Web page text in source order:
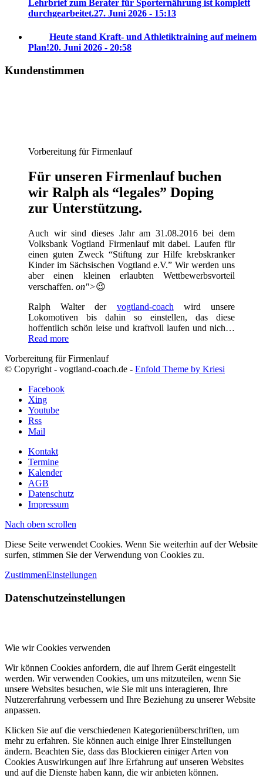
Lehrbrief zum Berater für Sporternährung ist komplett
durchgearbeitet.27. Juni 2026 - 15:13
Heute stand Kraft- und Athletiktraining auf meinem
Plan!20. Juni 2026 - 20:58
Kundenstimmen
Vorbereitung für Firmenlauf
Für unseren Firmenlauf buchen
wir Ralph als “legales” Doping
zur Unterstützung.
Auch wir sind dieses Jahr am 31.08.2016 bei dem
Volksbank Vogtland Firmenlauf mit dabei. Laufen für
einen guten Zweck “Stiftung zur Hilfe krebskranker
Kinder im Sächsischen Vogtland e.V.” Wir werden uns
aber einen kleinen erlaubten Wettbewerbsvorteil
verschaffen. on">😉
Ralph Walter der vogtland-coach wird unsere
Lokomotiven bis dahin so einstellen, das diese
hoffentlich schön leise und kraftvoll laufen und nich…
Read more
Vorbereitung für Firmenlauf
© Copyright - vogtland-coach.de - Enfold Theme by Kriesi
Facebook
Xing
Youtube
Rss
Mail
Kontakt
Termine
Kalender
AGB
Datenschutz
Impressum
Nach oben scrollen
Diese Seite verwendet Cookies. Wenn Sie weiterhin auf der Website
surfen, stimmen Sie der Verwendung von Cookies zu.
ZustimmenEinstellungen
Datenschutzeinstellungen
Wie wir Cookies verwenden
Wir können Cookies anfordern, die auf Ihrem Gerät eingestellt
werden. Wir verwenden Cookies, um uns mitzuteilen, wenn Sie
unsere Websites besuchen, wie Sie mit uns interagieren, Ihre
Nutzererfahrung verbessern und Ihre Beziehung zu unserer Website
anpassen.
Klicken Sie auf die verschiedenen Kategorienüberschriften, um
mehr zu erfahren. Sie können auch einige Ihrer Einstellungen
ändern. Beachten Sie, dass das Blockieren einiger Arten von
Cookies Auswirkungen auf Ihre Erfahrung auf unseren Websites
und auf die Dienste haben kann, die wir anbieten können.